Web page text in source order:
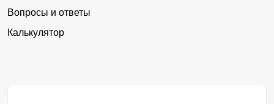
Вопросы и ответы
Калькулятор